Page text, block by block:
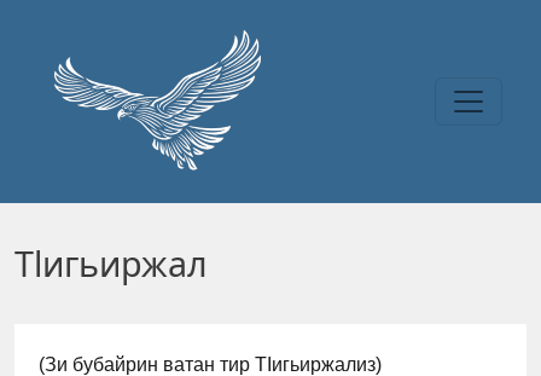
Тlигьиржал
(Зи бубайрин ватан тир ТIигьиржализ)